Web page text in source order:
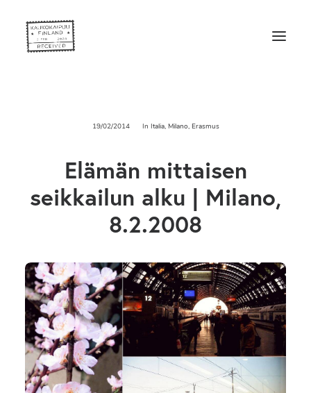
SEARCH
19/02/2014 In Italia, Milano, Erasmus
Elämän mittaisen
seikkailun alku | Milano,
8.2.2008